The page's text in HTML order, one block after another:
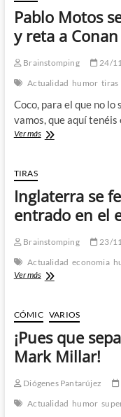
vuelvan
¡Es
que
están
aquí!
parte.
Pablo Motos
y reta a Conan
Brainstomping 24/
Actualidad humor tiras
Coco, para el que no lo
vamos, que aquí
Ver másPablo
manta
la
y
reta
Conan
TIRAS
Inglaterra se
entrado en el
Brainstomping 23/
Actualidad economia
Ver másInglaterra
por
no
haber
entrado
en
euro
CÓMIC VARIOS
¡Pues que
Mark Millar!
Diógenes Pantarújez
Actualidad humor